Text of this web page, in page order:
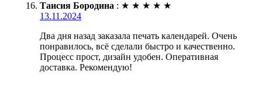
Таисия Бородина : ★ ★ ★ ★ ★
13.11.2024
Два дня назад заказала печать календарей. Очень
понравилось, всё сделали быстро и качественно.
Процесс прост, дизайн удобен. Оперативная
доставка. Рекомендую!